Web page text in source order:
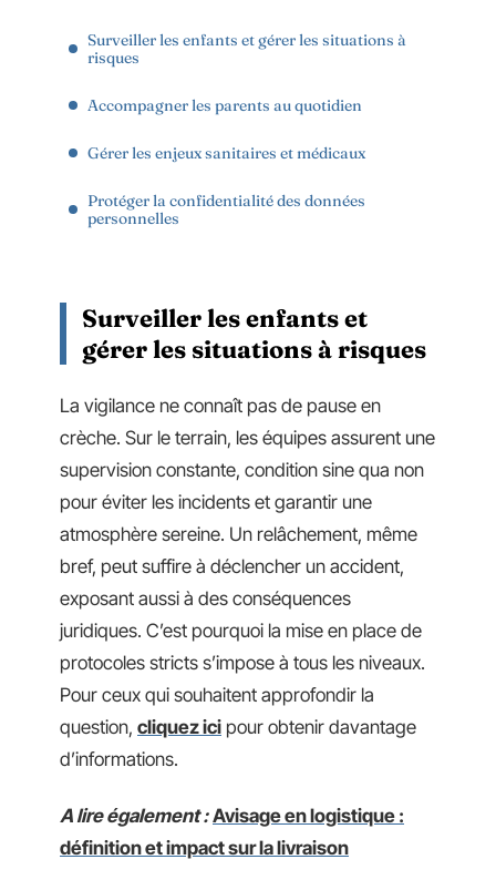
Surveiller les enfants et gérer les situations à
risques
Accompagner les parents au quotidien
Gérer les enjeux sanitaires et médicaux
Protéger la confidentialité des données
personnelles
Surveiller les enfants et
gérer les situations à risques
La vigilance ne connaît pas de pause en
crèche. Sur le terrain, les équipes assurent une
supervision constante, condition sine qua non
pour éviter les incidents et garantir une
atmosphère sereine. Un relâchement, même
bref, peut suffire à déclencher un accident,
exposant aussi à des conséquences
juridiques. C’est pourquoi la mise en place de
protocoles stricts s’impose à tous les niveaux.
Pour ceux qui souhaitent approfondir la
question, cliquez ici pour obtenir davantage
d’informations.
A lire également : Avisage en logistique :
définition et impact sur la livraison